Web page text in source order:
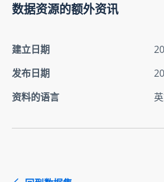
数据资源的额外资讯
建立日期
发布日期
资料的语言